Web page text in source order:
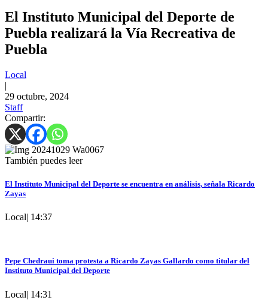
El Instituto Municipal del Deporte de
Puebla realizará la Vía Recreativa de
Puebla
Local
|
29 octubre, 2024
Staff
Compartir:
También puedes leer
El Instituto Municipal del Deporte se encuentra en análisis, señala Ricardo
Zayas
Local| 14:37
Pepe Chedraui toma protesta a Ricardo Zayas Gallardo como titular del
Instituto Municipal del Deporte
Local| 14:31